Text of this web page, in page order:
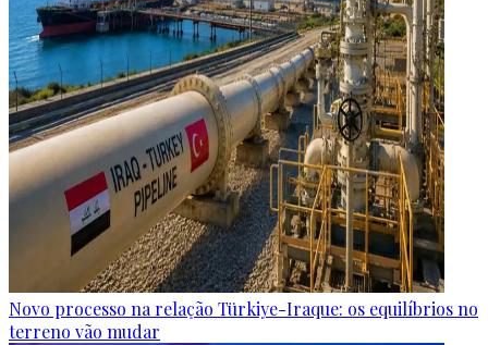
Novo processo na relação Türkiye-Iraque: os equilíbrios no
terreno vão mudar